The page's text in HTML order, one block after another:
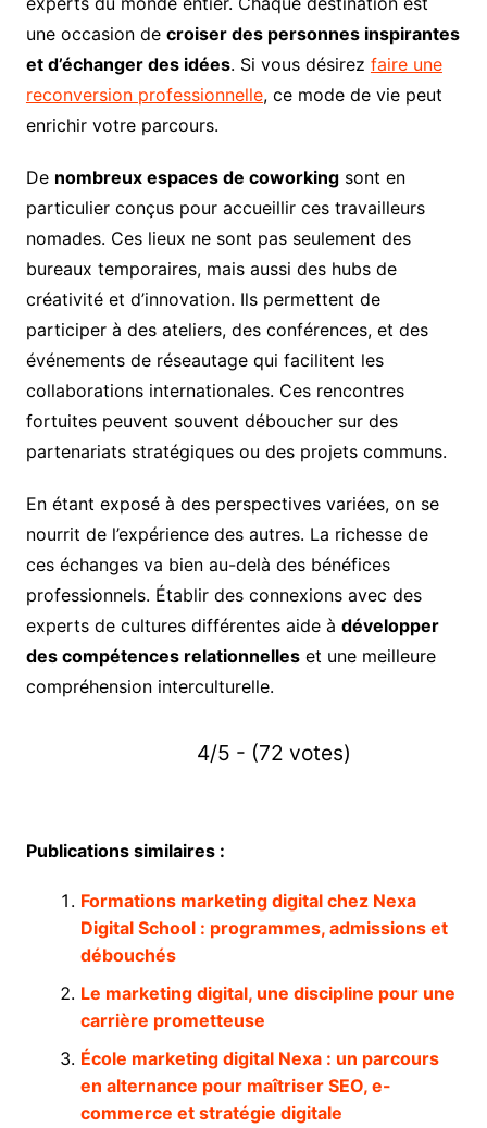
une occasion de croiser des personnes inspirantes
et d’échanger des idées. Si vous désirez faire une
reconversion professionnelle, ce mode de vie peut
enrichir votre parcours.
De nombreux espaces de coworkingsont en
particulier conçus pour accueillir ces travailleurs
nomades. Ces lieux ne sont pas seulement des
bureaux temporaires, mais aussi des hubs de
créativité et d’innovation. Ils permettent de
participer à des ateliers, des conférences, et des
événements de réseautage qui facilitent les
collaborations internationales. Ces rencontres
fortuites peuvent souvent déboucher sur des
partenariats stratégiques ou des projets communs.
En étant exposé à des perspectives variées, on se
nourrit de l’expérience des autres. La richesse de
ces échanges va bien au-delà des bénéfices
professionnels. Établir des connexions avec des
experts de cultures différentes aide à développer
des compétences relationnelleset une meilleure
compréhension interculturelle.
4/5 - (72 votes)
Publications similaires :
Formations marketing digital chez Nexa
Digital School : programmes, admissions et
débouchés
Le marketing digital, une discipline pour une
carrière prometteuse
École marketing digital Nexa : un parcours
en alternance pour maîtriser SEO, e-
commerce et stratégie digitale